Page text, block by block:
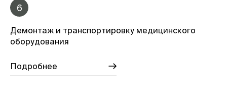
6
Демонтаж и транспортировку медицинского
оборудования
Подробнее